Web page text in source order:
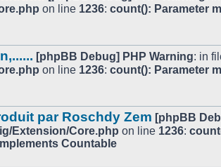
on line 1236: count(): Parameter
[phpBB Debug] PHP Warning: in
on line 1236: count(): Parameter
par Roschdy Zem [phpBB
Extension/Core.php on line 1236:
Countable